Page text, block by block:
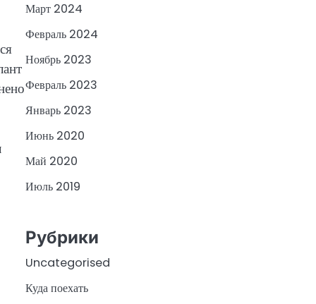
Март 2024
Февраль 2024
Ноябрь 2023
Февраль 2023
Январь 2023
Июнь 2020
Май 2020
Июль 2019
Рубрики
Uncategorised
Куда поехать